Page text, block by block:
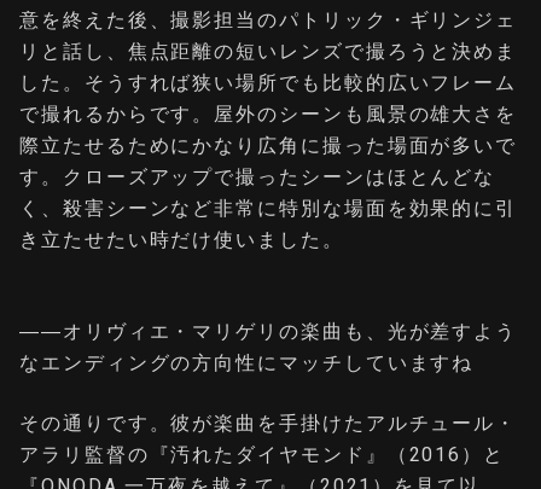
意を終えた後、撮影担当のパトリック・ギリンジェ
リと話し、焦点距離の短いレンズで撮ろうと決めま
した。そうすれば狭い場所でも比較的広いフレーム
で撮れるからです。屋外のシーンも風景の雄大さを
際立たせるためにかなり広角に撮った場面が多いで
す。クローズアップで撮ったシーンはほとんどな
く、殺害シーンなど非常に特別な場面を効果的に引
き立たせたい時だけ使いました。
――オリヴィエ・マリゲリの楽曲も、光が差すよう
なエンディングの方向性にマッチしていますね
その通りです。彼が楽曲を手掛けたアルチュール・
アラリ監督の『汚れたダイヤモンド』（2016）と